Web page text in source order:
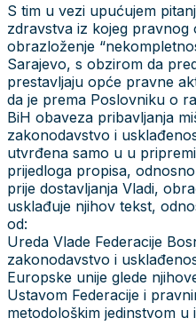
S tim u vezi upućujem
zdravstva iz kojeg
obrazloženje
Sarajevo, s obzirom da
prestavljaju opće pravne
da je prema Poslovniku o
BiH obaveza pribavljanja
zakonodavstvo i
utvrđena samo u u
prijedloga propisa,
prije dostavljanja Vladi,
usklađuje njihov tekst,
od:
Ureda Vlade Federacije
zakonodavstvo i
Europske unije glede
Ustavom Federacije i
metodološkim jedinstvom u